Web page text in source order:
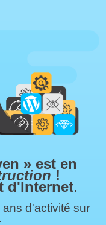
» est en
!
d'Internet.
d'activité sur
.